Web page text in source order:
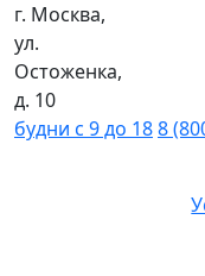
г. Москва,
ул.
Остоженка,
д. 10
будни с 9 до 188